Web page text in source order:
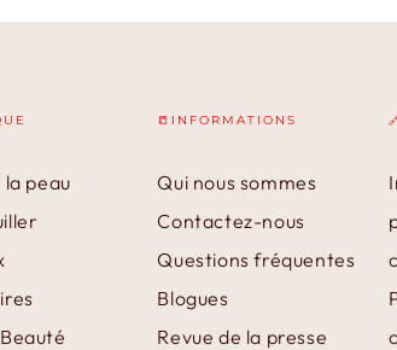
la peau
📒INFORMATIONS
Qui nous sommes
Contactez-nous
Questions fréquentes
Blogues
Revue de la presse